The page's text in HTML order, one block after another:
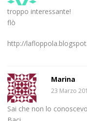
troppo interessante!
flò
http://
Marina
23 Marzo
Sai che non lo